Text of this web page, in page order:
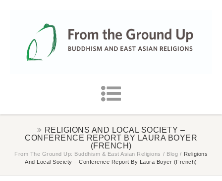
RELIGIONS AND LOCAL SOCIETY –
CONFERENCE REPORT BY LAURA BOYER
(FRENCH)
From The Ground Up: Buddhism & East Asian Religions / Blog / Religions
And Local Society – Conference Report By Laura Boyer (French)